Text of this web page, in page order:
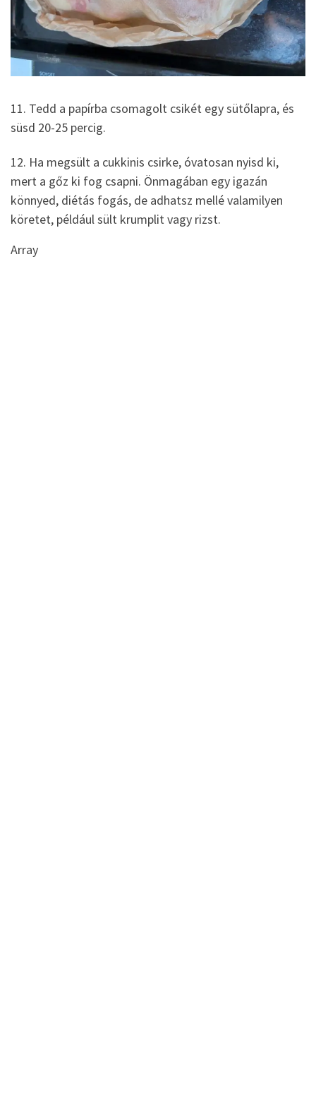
11. Tedd a papírba csomagolt csikét egy sütőlapra, és
süsd 20-25 percig.
12. Ha megsült a cukkinis csirke, óvatosan nyisd ki,
mert a gőz ki fog csapni. Önmagában egy igazán
könnyed, diétás fogás, de adhatsz mellé valamilyen
köretet, például sült krumplit vagy rizst.
Array